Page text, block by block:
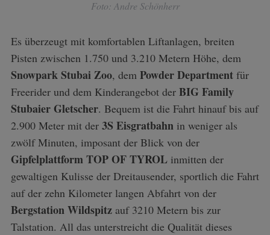
Foto: Andre Schönherr
Es überzeugt mit komfortablen Liftanlagen, breiten
Pisten zwischen 1.750 und 3.210 Metern Höhe, dem
Snowpark Stubai Zoo, dem Powder Departmentfür
Freerider und dem Kinderangebot der BIG Family
Stubaier Gletscher. Bequem ist die Fahrt hinauf bis auf
2.900 Meter mit der 3S Eisgratbahnin weniger als
zwölf Minuten, imposant der Blick von der
Gipfelplattform TOP OF TYROLinmitten der
gewaltigen Kulisse der Dreitausender, sportlich die Fahrt
auf der zehn Kilometer langen Abfahrt von der
Bergstation Wildspitzauf 3210 Metern bis zur
Talstation. All das unterstreicht die Qualität dieses